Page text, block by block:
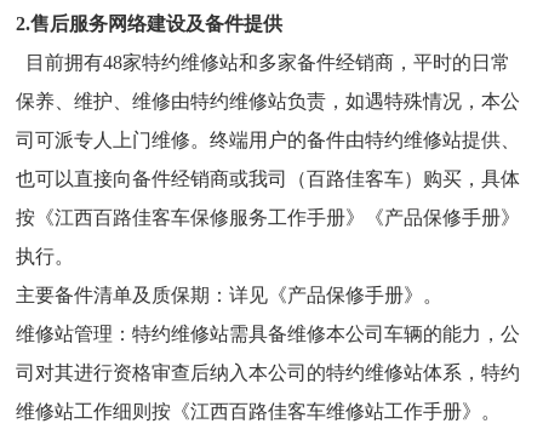
2.售后服务网络建设及备件提供
目前拥有48家特约维修站和多家备件经销商，平时的日常
保养、维护、维修由特约维修站负责，如遇特殊情况，本公
司可派专人上门维修。终端用户的备件由特约维修站提供、
也可以直接向备件经销商或我司（百路佳客车）购买，具体
按《江西百路佳客车保修服务工作手册》《产品保修手册》
执行。
主要备件清单及质保期：详见《产品保修手册》。
维修站管理：特约维修站需具备维修本公司车辆的能力，公
司对其进行资格审查后纳入本公司的特约维修站体系，特约
维修站工作细则按《江西百路佳客车维修站工作手册》。